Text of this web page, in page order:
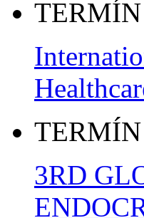
TERMÍN
TERMÍN
3RD